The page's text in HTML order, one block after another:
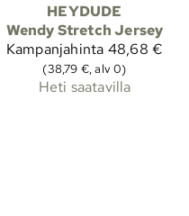
HEYDUDE
Wendy Stretch Jersey
Kampanjahinta 48,68 €
(38,79 €, alv 0)
Heti saatavilla